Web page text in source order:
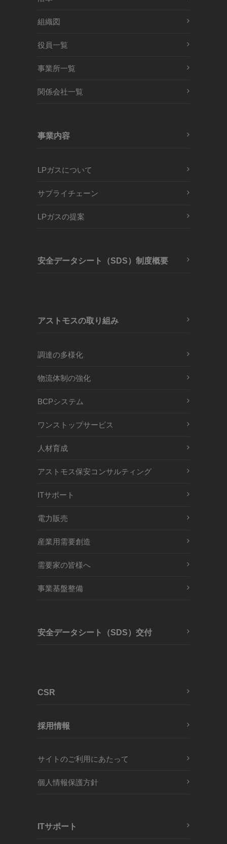
組織図
役員一覧
事業所一覧
関係会社一覧
事業内容
LPガスについて
サプライチェーン
LPガスの提案
安全データシート（SDS）制度概要
アストモスの取り組み
調達の多様化
物流体制の強化
BCPシステム
ワンストップサービス
人材育成
アストモス保安コンサルティング
ITサポート
電力販売
産業用需要創造
需要家の皆様へ
事業基盤整備
安全データシート（SDS）交付
CSR
採用情報
サイトのご利用にあたって
個人情報保護方針
ITサポート